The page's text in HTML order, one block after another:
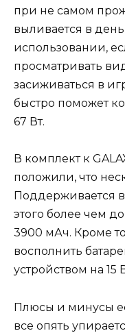
при не самом
выливается в
использовании,
просматривать
засиживаться в
быстро поможет
67 Вт.
В комплект к
положили, что
Поддерживается
этого более чем
3900 мАч. Кроме
восполнить
устройством на 15
Плюсы и минусы
все опять